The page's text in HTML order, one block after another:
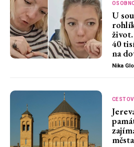
U
40
na
Nika